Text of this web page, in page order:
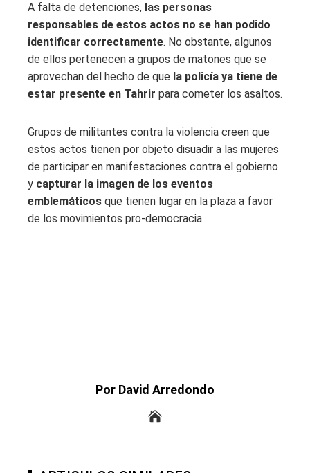
A falta de detenciones, las personas
responsables de estos actos no se han podido
identificar correctamente. No obstante, algunos
de ellos pertenecen a grupos de matones que se
aprovechan del hecho de que la policía ya tiene de
estar presente en Tahrir para cometer los asaltos.
Grupos de militantes contra la violencia creen que
estos actos tienen por objeto disuadir a las mujeres
de participar en manifestaciones contra el gobierno
y capturar la imagen de los eventos
emblemáticos que tienen lugar en la plaza a favor
de los movimientos pro-democracia.
Por David Arredondo